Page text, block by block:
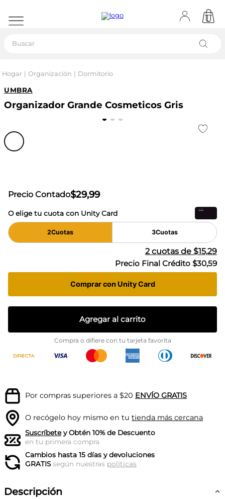
Hogar Organización Dormitorio
UMBRA
Organizador Grande Cosmeticos Gris
Precio Contado$29,99
O elige tu cuota con Unity Card
2Cuotas 3Cuotas
2cuotas de $15,29
Precio Final Crédito $30,59
Comprar con Unity Card
Agregar al carrito
Compra o difiere con tu tarjeta favorita
Por compras superiores a $20 ENVÍO GRATIS
O recógelo hoy mismo en tu tienda más cercana
Suscríbetey Obtén 10% de Descuento
en tu primera compra
Cambios hasta 15 días y devoluciones
GRATISsegún nuestras políticas
Descripción